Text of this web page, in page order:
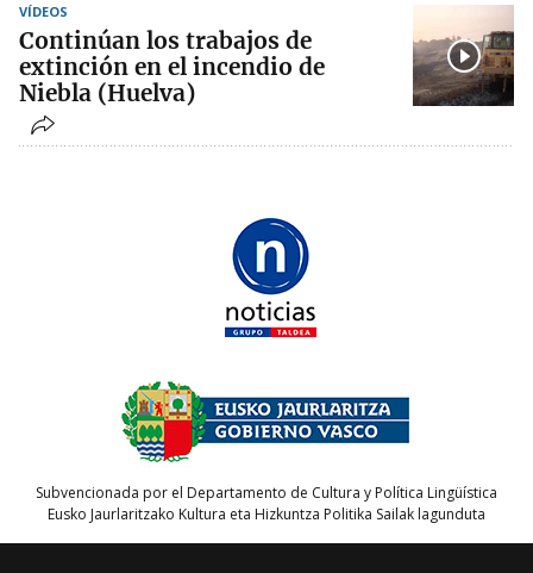
VÍDEOS
Continúan los trabajos de
extinción en el incendio de
Niebla (Huelva)
Subvencionada por el Departamento de Cultura y Política Lingüística
Eusko Jaurlaritzako Kultura eta Hizkuntza Politika Sailak lagunduta